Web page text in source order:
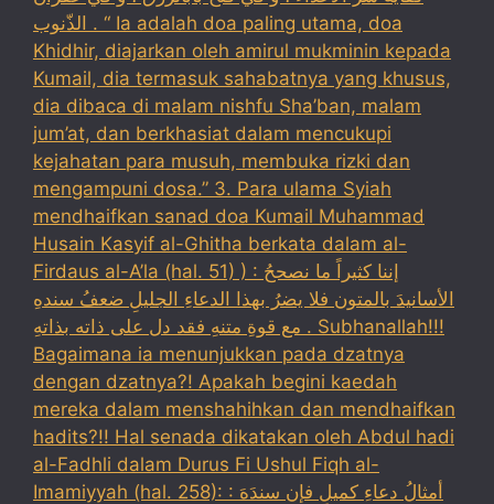
الذّنوب . “ Ia adalah doa paling utama, doa
Khidhir, diajarkan oleh amirul mukminin kepada
Kumail, dia termasuk sahabatnya yang khusus,
dia dibaca di malam nishfu Sha’ban, malam
jum’at, dan berkhasiat dalam mencukupi
kejahatan para musuh, membuka rizki dan
mengampuni dosa.” 3. Para ulama Syiah
mendhaifkan sanad doa Kumail Muhammad
Husain Kasyif al-Ghitha berkata dalam al-
Firdaus al-A’la (hal. 51) ) : إننا كثيراً ما نصححُ
الأسانيدَ بالمتون فلا يضرُ بهذا الدعاءِ الجليلِ ضعفُ سندهِ
مع قوةِ متنهِ فقد دل على ذاته بذاتهِ . Subhanallah!!!
Bagaimana ia menunjukkan pada dzatnya
dengan dzatnya?! Apakah begini kaedah
mereka dalam menshahihkan dan mendhaifkan
hadits?!! Hal senada dikatakan oleh Abdul hadi
al-Fadhli dalam Durus Fi Ushul Fiqh al-
Imamiyyah (hal. 258): : أمثالُ دعاءِ كميلِ فإن سندَهَ